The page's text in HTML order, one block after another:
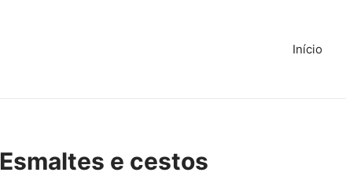
Início
Esmaltes e cestos